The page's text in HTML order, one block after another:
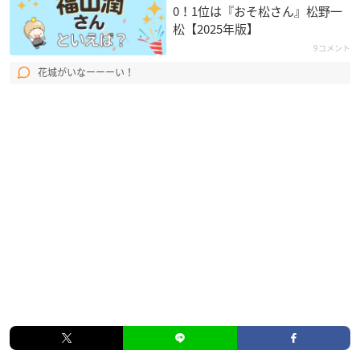
0！1位は『おそ松さん』松野一
松【2025年版】
9コメント
花城がいなーーーい！